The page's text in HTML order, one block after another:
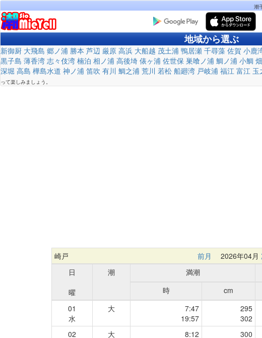
潮
地域から選ぶ
新御厨 大飛島 郷ノ浦 勝本 芦辺 厳原 高浜 大船越 茂土浦 鴨居瀬 千尋藻 佐賀 小鹿
黒子島 薄香湾 志々伎湾 楠泊 相ノ浦 高後埼 俵ヶ浦 佐世保 巣喰ノ浦 鯛ノ浦 小鯛
深堀 高島 樺島水道 神ノ浦 笛吹 有川 鯛之浦 荒川 若松 船廻湾 戸岐浦 福江 富江 玉
って楽しみましょう。
崎戸 前月 2026年04月
日
曜
潮 満潮
時
cm
01
水
大
7:47
19:57
295
302
02
大
8:12
300